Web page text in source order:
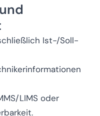
Ist-/Soll-
LIMS oder